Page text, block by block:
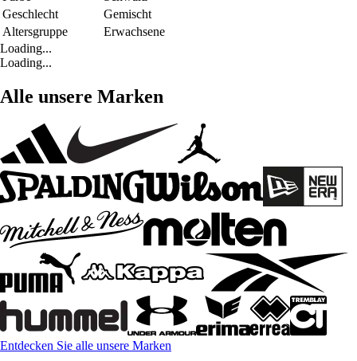
Geschlecht
Gemischt
Altersgruppe
Erwachsene
Loading...
Loading...
Alle unsere Marken
Entdecken Sie alle unsere Marken